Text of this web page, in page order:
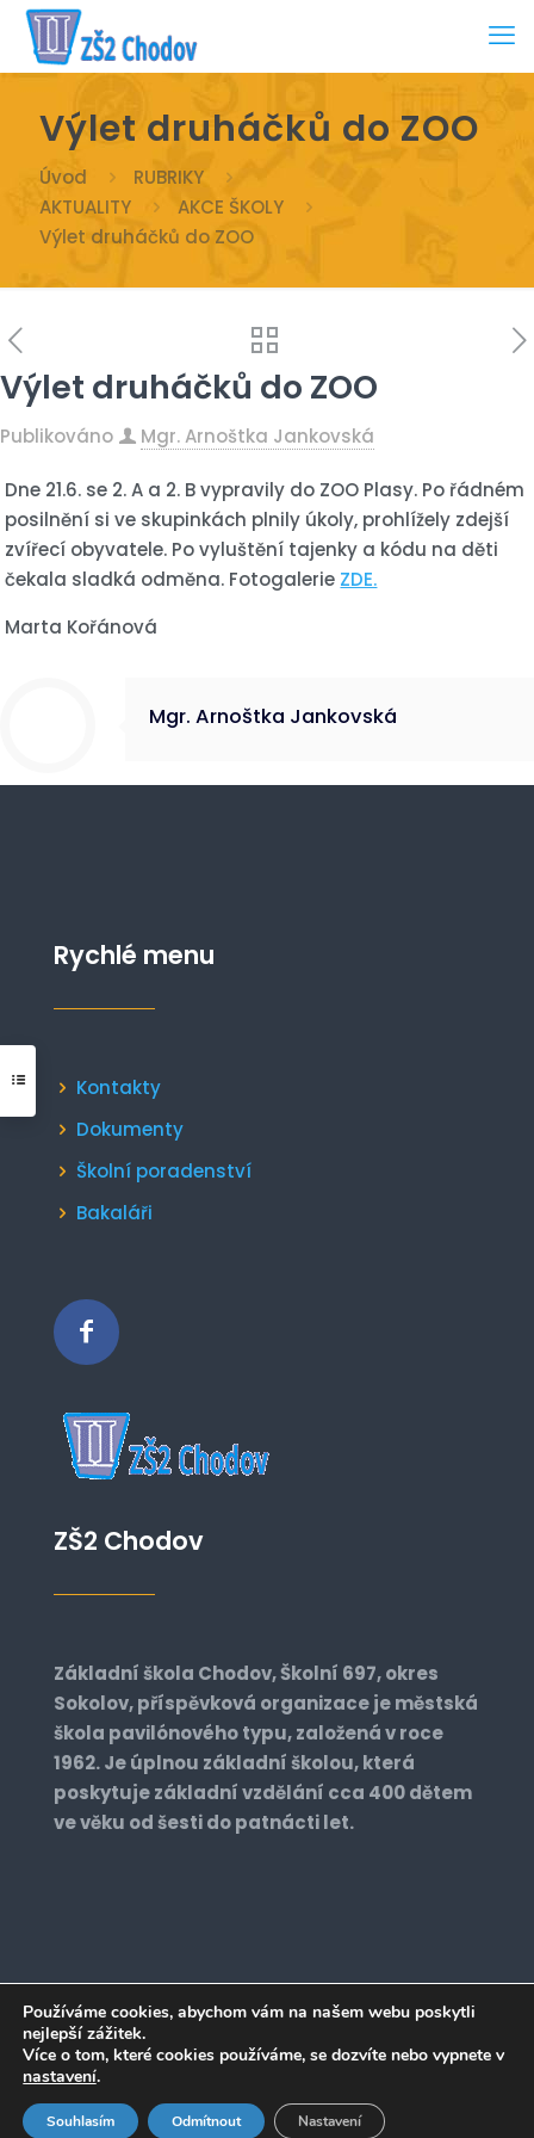
Výlet druháčků do ZOO
Úvod
RUBRIKY
AKTUALITY
AKCE ŠKOLY
Výlet druháčků do ZOO
Výlet druháčků do ZOO
Publikováno Mgr. Arnoštka Jankovská
Dne 21.6. se 2. A a 2. B vypravily do ZOO Plasy. Po řádném
posilnění si ve skupinkách plnily úkoly, prohlížely zdejší
zvířecí obyvatele. Po vyluštění tajenky a kódu na děti
čekala sladká odměna. Fotogalerie ZDE.
Marta Kořánová
Mgr. Arnoštka Jankovská
Rychlé menu
Kontakty
Dokumenty
Školní poradenství
Bakaláři
ZŠ2 Chodov
Základní škola Chodov, Školní 697, okres
Sokolov, příspěvková organizace je městská
škola pavilónového typu, založená v roce
1962. Je úplnou základní školou, která
poskytuje základní vzdělání cca 400 dětem
ve věku od šesti do patnácti let.
Realizace: 2022 © zs2chodov.cz. All Rights
Používáme cookies, abychom vám na našem webu poskytli
nejlepší zážitek.
Více o tom, které cookies používáme, se dozvíte nebo vypnete v
nastavení.
Souhlasím Odmítnout Nastavení